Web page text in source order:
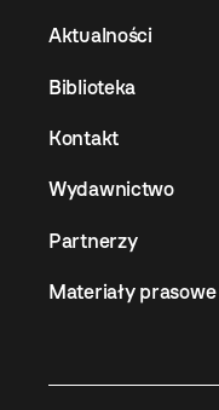
Aktualności
Biblioteka
Kontakt
Wydawnictwo
Partnerzy
Materiały prasowe